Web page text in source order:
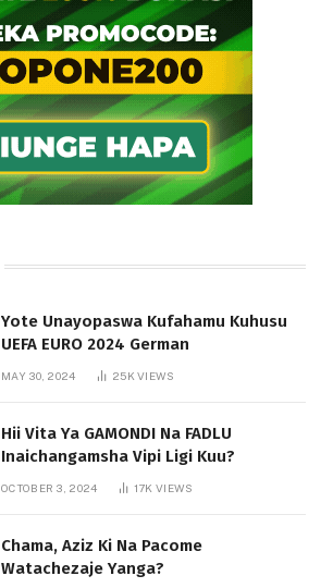
Yote Unayopaswa Kufahamu Kuhusu
UEFA EURO 2024 German
MAY 30, 2024 25KVIEWS
Hii Vita Ya GAMONDI Na FADLU
Inaichangamsha Vipi Ligi Kuu?
OCTOBER 3, 2024 17KVIEWS
Chama, Aziz Ki Na Pacome
Watachezaje Yanga?